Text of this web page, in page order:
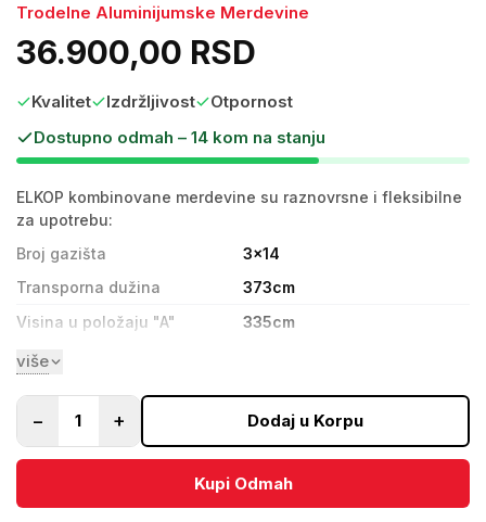
Trodelne Aluminijumske Merdevine
36.900,00 RSD
Kvalitet Izdržljivost
Otpornost
Dostupno odmah – 14 kom na stanju
ELKOP kombinovane merdevine su raznovrsne i fleksibilne
za upotrebu:
Broj gazišta
3x14
Transporna dužina
373cm
Visina u položaju "A"
335cm
U položaju "A" sa izvučenim
trećim delom
Maksimalna dužina (sva tri
867cm
Maksimalna radna visina
Dozvoljena nosivost
150kg
više
− 1 + Dodaj u Korpu
Kupi Odmah